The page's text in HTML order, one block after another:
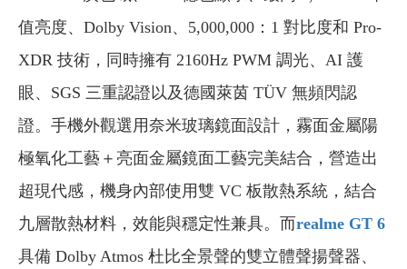
值亮度、Dolby Vision、5,000,000：1 對比度和 Pro-
XDR 技術，同時擁有 2160Hz PWM 調光、AI 護
眼、SGS 三重認證以及德國萊茵 TÜV 無頻閃認
證。手機外觀選用奈米玻璃鏡面設計，霧面金屬陽
極氧化工藝＋亮面金屬鏡面工藝完美結合，營造出
超現代感，機身內部使用雙 VC 板散熱系統，結合
九層散熱材料，效能與穩定性兼具。而realme GT 6
具備 Dolby Atmos 杜比全景聲的雙立體聲揚聲器、